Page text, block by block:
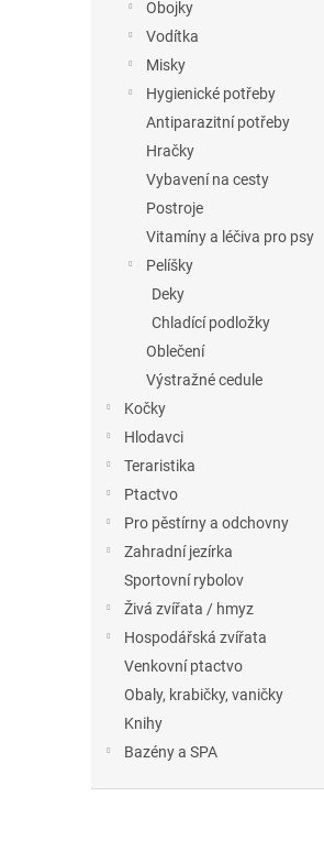
Obojky
Vodítka
Misky
Hygienické potřeby
Antiparazitní potřeby
Hračky
Vybavení na cesty
Postroje
Vitamíny a léčiva pro psy
Pelíšky
Deky
Chladící podložky
Oblečení
Výstražné cedule
Kočky
Hlodavci
Teraristika
Ptactvo
Pro pěstírny a odchovny
Zahradní jezírka
Sportovní rybolov
Živá zvířata / hmyz
Hospodářská zvířata
Venkovní ptactvo
Obaly, krabičky, vaničky
Knihy
Bazény a SPA